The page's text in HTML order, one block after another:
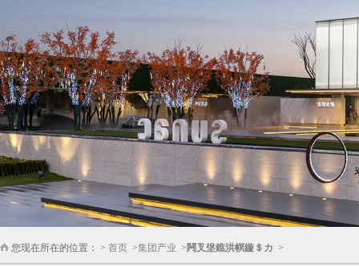
您现在所在的位置： > 首页 >集团产业 > 闁叉垼鐎洪幎鏇＄カ >